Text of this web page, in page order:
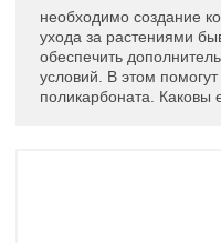
необходимо создание
ухода за растениями
обеспечить
условий. В этом
поликарбоната. Каковы